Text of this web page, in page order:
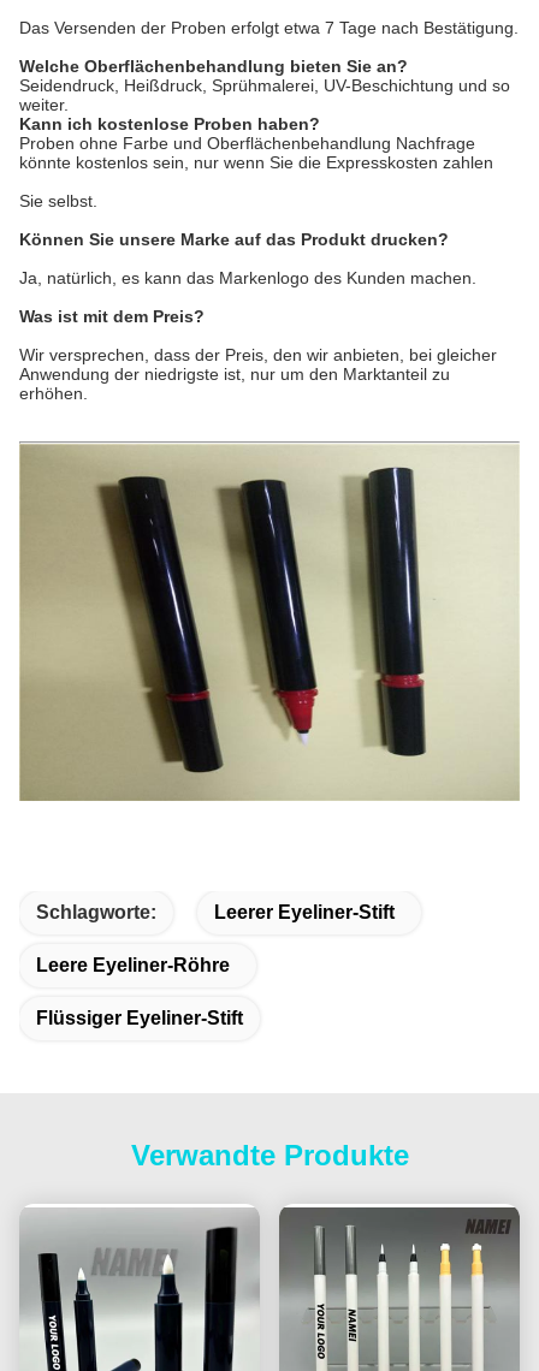
Das Versenden der Proben erfolgt etwa 7 Tage nach Bestätigung.
Welche Oberflächenbehandlung bieten Sie an?
Seidendruck, Heißdruck, Sprühmalerei, UV-Beschichtung und so
weiter.
Kann ich kostenlose Proben haben?
Proben ohne Farbe und Oberflächenbehandlung Nachfrage
könnte kostenlos sein, nur wenn Sie die Expresskosten zahlen
Sie selbst.
Können Sie unsere Marke auf das Produkt drucken?
Ja, natürlich, es kann das Markenlogo des Kunden machen.
Was ist mit dem Preis?
Wir versprechen, dass der Preis, den wir anbieten, bei gleicher
Anwendung der niedrigste ist, nur um den Marktanteil zu
erhöhen.
Schlagworte: Leerer Eyeliner-Stift
Leere Eyeliner-Röhre
Flüssiger Eyeliner-Stift
Verwandte Produkte